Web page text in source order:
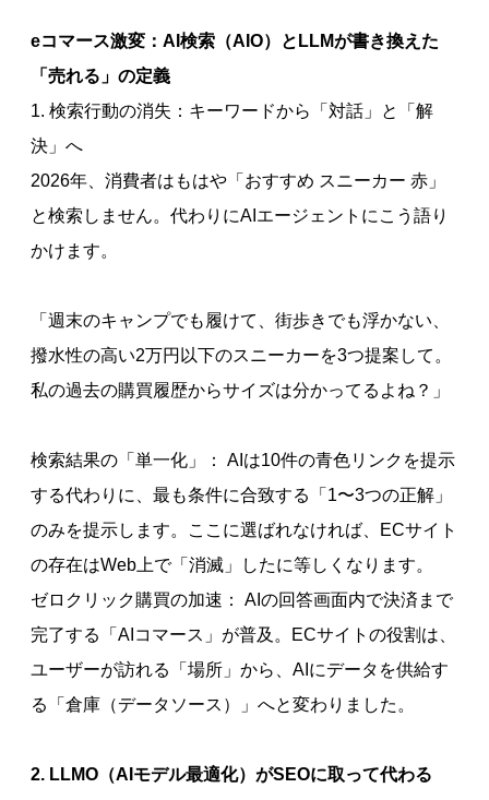
eコマース激変：AI検索（AIO）とLLMが書き換えた
「売れる」の定義
1. 検索行動の消失：キーワードから「対話」と「解
決」へ
2026年、消費者はもはや「おすすめ スニーカー 赤」
と検索しません。代わりにAIエージェントにこう語り
かけます。
「週末のキャンプでも履けて、街歩きでも浮かない、
撥水性の高い2万円以下のスニーカーを3つ提案して。
私の過去の購買履歴からサイズは分かってるよね？」
検索結果の「単一化」： AIは10件の青色リンクを提示
する代わりに、最も条件に合致する「1〜3つの正解」
のみを提示します。ここに選ばれなければ、ECサイト
の存在はWeb上で「消滅」したに等しくなります。
ゼロクリック購買の加速： AIの回答画面内で決済まで
完了する「AIコマース」が普及。ECサイトの役割は、
ユーザーが訪れる「場所」から、AIにデータを供給す
る「倉庫（データソース）」へと変わりました。
2. LLMO（AIモデル最適化）がSEOに取って代わる